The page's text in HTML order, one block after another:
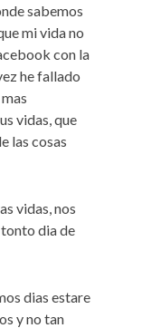
sabemos
mi vida no
con la
he fallado
vidas, que
las cosas
vidas, nos
tonto dia de
dias estare
y no tan